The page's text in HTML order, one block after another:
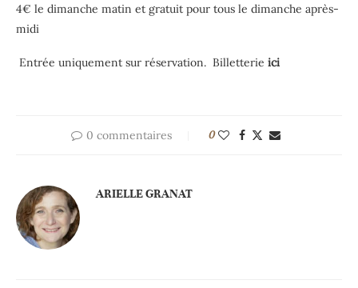
4€ le dimanche matin et gratuit pour tous le dimanche après-
midi
Entrée uniquement sur réservation. Billetterie ici
0 commentaires 0
ARIELLE GRANAT